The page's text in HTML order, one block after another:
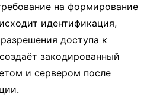
на формирование
идентификация,
доступа к
закодированный
и сервером после